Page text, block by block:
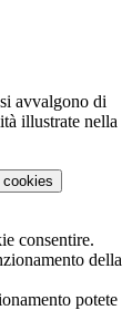
avvalgono di
illustrate nella
cookies
consentire.
della
potete